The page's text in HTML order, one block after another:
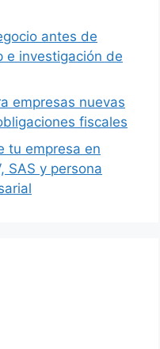
antes de
e investigación de
empresas nuevas
fiscales
tu empresa en
SAS y persona